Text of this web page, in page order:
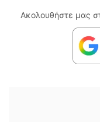
Ακολουθήστε μας